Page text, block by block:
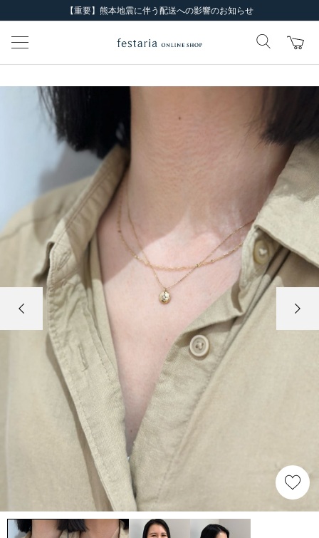
【重要】熊本地震に伴う配送への影響のお知らせ
前の画像